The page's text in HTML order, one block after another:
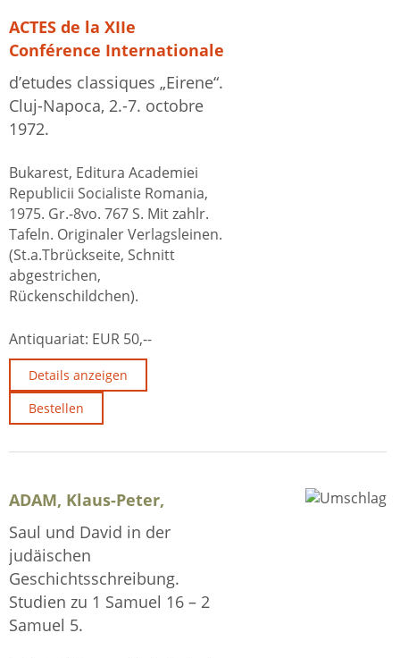
ACTES de la XIIe
Conférence Internationale
d’etudes classiques „Eirene“.
Cluj-Napoca, 2.-7. octobre
1972.
Bukarest, Editura Academiei
Republicii Socialiste Romania,
1975. Gr.-8vo. 767 S. Mit zahlr.
Tafeln. Originaler Verlagsleinen.
(St.a.Tbrückseite, Schnitt
abgestrichen,
Rückenschildchen).
Antiquariat: EUR 50,--
Details anzeigen
Bestellen
ADAM, Klaus-Peter,
Saul und David in der
judäischen
Geschichtsschreibung.
Studien zu 1 Samuel 16 – 2
Samuel 5.